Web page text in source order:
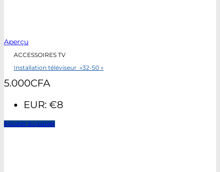
Aperçu
ACCESSOIRES TV
Installation téléviseur »32-50 »
5.000CFA
EUR: €8
Ajouter au panier